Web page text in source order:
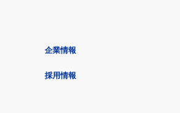
企業情報
採用情報